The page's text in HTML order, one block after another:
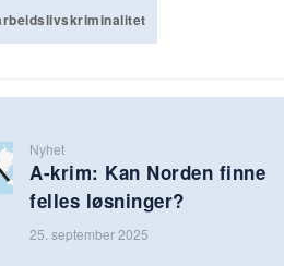
Nyhet
A-krim: Kan Norden finne
felles løsninger?
25. september 2025